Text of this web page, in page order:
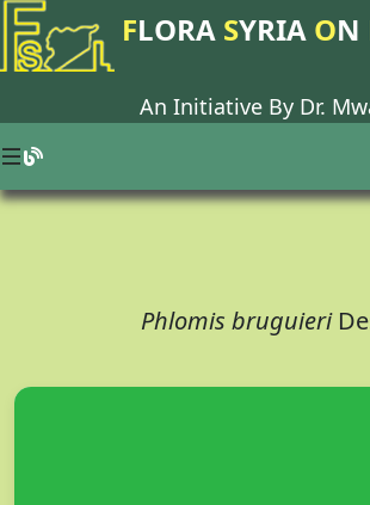
FLORA SYRIA ON
An Initiative By Dr.
Phlomis bruguieri